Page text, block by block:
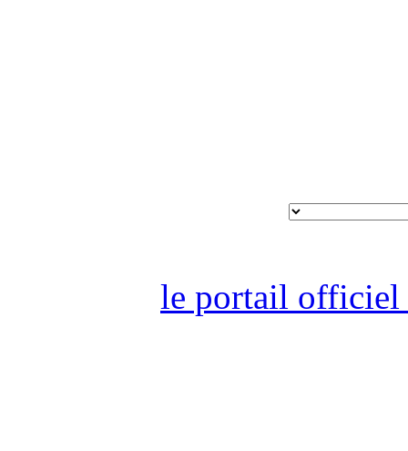
le portail officiel